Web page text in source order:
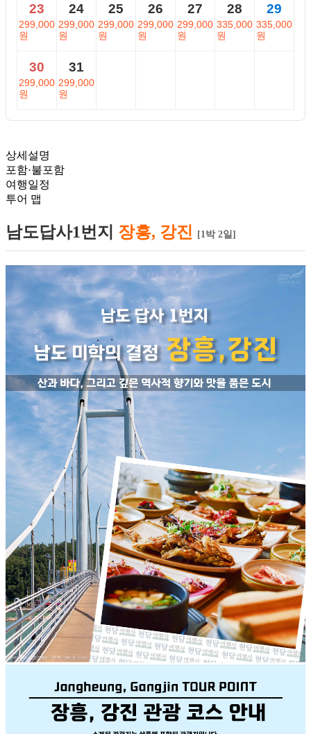
23
299,000
원
24
299,000
원
25
299,000
원
26
299,000
원
27
299,000
원
28
335,000
원
29
335,000
원
30
299,000
원
31
299,000
원
상세설명
포함·불포함
여행일정
투어 맵
남도답사1번지 장흥, 강진 [1박 2일]